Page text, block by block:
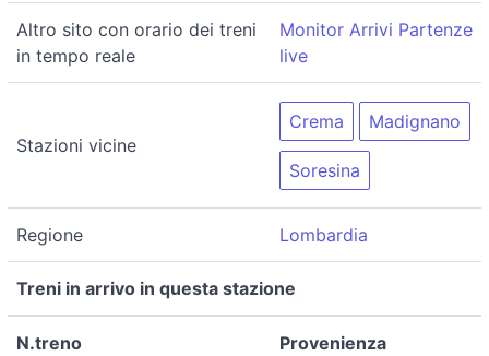
Altro sito con orario dei treni
in tempo reale
Monitor Arrivi Partenze
live
Stazioni vicine
Crema Madignano
Soresina
Regione Lombardia
Treni in arrivo in questa stazione
N.treno Provenienza